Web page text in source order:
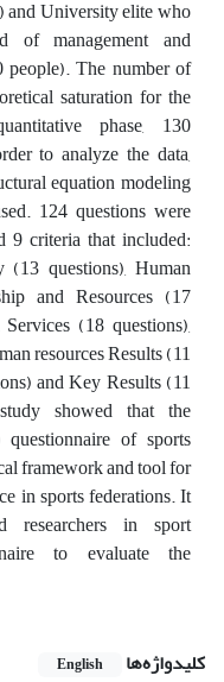
and University elite who
of management and
The number of
saturation for the
phase, 130
to analyze the data,
equation modeling
124 questions were
9 criteria that included:
(13 questions), Human
and Resources (17
(18 questions),
resources Results (11
and Key Results (11
showed that the
of sports
framework and tool for
in sports federations. It
researchers in sport
to evaluate the
کلیدواژه‌ها English